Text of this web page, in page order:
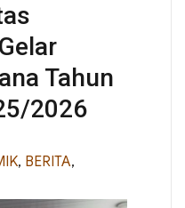
Tahun
2026
, BERITA,